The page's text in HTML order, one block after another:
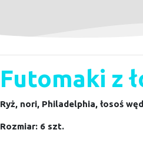
Futomaki z
Ryż, nori, Philadelphia, łosoś
Rozmiar: 6 szt.